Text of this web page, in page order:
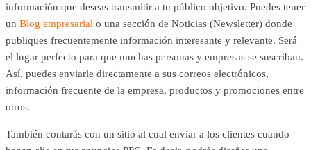
información que deseas transmitir a tu público objetivo. Puedes tener
un Blog empresarial o una sección de Noticias (Newsletter) donde
publiques frecuentemente información interesante y relevante. Será
el lugar perfecto para que muchas personas y empresas se suscriban.
Así, puedes enviarle directamente a sus correos electrónicos,
información frecuente de la empresa, productos y promociones entre
otros.
También contarás con un sitio al cual enviar a los clientes cuando